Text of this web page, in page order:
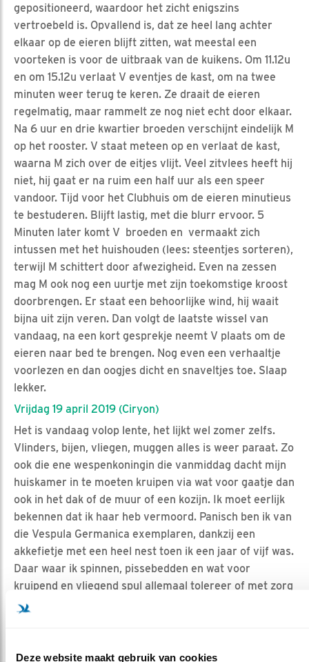
Deze website maakt gebruik van cookies
gepositioneerd, waardoor het zicht enigszins
vertroebeld is. Opvallend is, dat ze heel lang achter
elkaar op de eieren blijft zitten, wat meestal een
voorteken is voor de uitbraak van de kuikens. Om 11.12u
en om 15.12u verlaat V eventjes de kast, om na twee
minuten weer terug te keren. Ze draait de eieren
regelmatig, maar rammelt ze nog niet echt door elkaar.
Na 6 uur en drie kwartier broeden verschijnt eindelijk M
op het rooster. V staat meteen op en verlaat de kast,
waarna M zich over de eitjes vlijt. Veel zitvlees heeft hij
niet, hij gaat er na ruim een half uur als een speer
vandoor. Tijd voor het Clubhuis om de eieren minutieus
te bestuderen. Blijft lastig, met die blurr ervoor. 5
Minuten later komt V broeden en vermaakt zich
intussen met het huishouden (lees: steentjes sorteren),
terwijl M schittert door afwezigheid. Even na zessen
mag M ook nog een uurtje met zijn toekomstige kroost
doorbrengen. Er staat een behoorlijke wind, hij waait
bijna uit zijn veren. Dan volgt de laatste wissel van
vandaag, na een kort gesprekje neemt V plaats om de
eieren naar bed te brengen. Nog even een verhaaltje
voorlezen en dan oogjes dicht en snaveltjes toe. Slaap
lekker.
Vrijdag 19 april 2019 (Ciryon)
Het is vandaag volop lente, het lijkt wel zomer zelfs.
Vlinders, bijen, vliegen, muggen alles is weer paraat. Zo
ook die ene wespenkoningin die vanmiddag dacht mijn
huiskamer in te moeten kruipen via wat voor gaatje dan
ook in het dak of de muur of een kozijn. Ik moet eerlijk
bekennen dat ik haar heb vermoord. Panisch ben ik van
die Vespula Germanica exemplaren, dankzij een
akkefietje met een heel nest toen ik een jaar of vijf was.
Daar waar ik spinnen, pissebedden en wat voor
kruipend en vliegend spul allemaal tolereer of met zorg
vang en naar buiten breng om ze weer los te laten, is
Watskeburt vandaag en waar zijn de krukjes? Krijg de